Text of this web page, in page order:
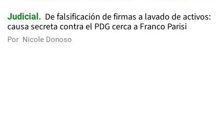
Judicial
De falsificación de firmas a lavado de activos:
causa secreta contra el PDG cerca a Franco Parisi
Por Nicole Donoso